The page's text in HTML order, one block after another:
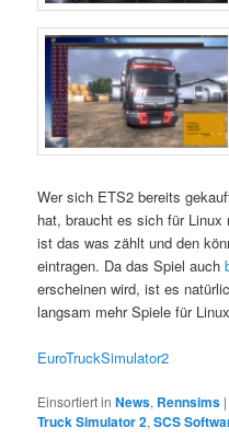
Wer sich ETS2 bereits
hat, braucht es sich für
ist das was zählt und den
eintragen. Da das Spiel auch
erscheinen wird, ist es
langsam mehr Spiele für
EuroTruckSimulator2
Einsortiert in News, Rennsims
Truck Simulator 2,SCS